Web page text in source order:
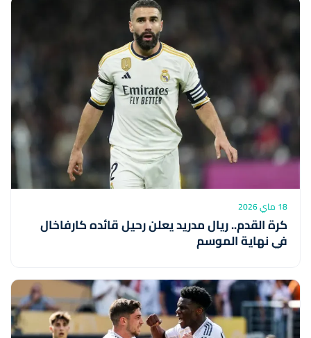
18 ماي 2026
كرة القدم.. ريال مدريد يعلن رحيل قائده كارفاخال
في نهاية الموسم